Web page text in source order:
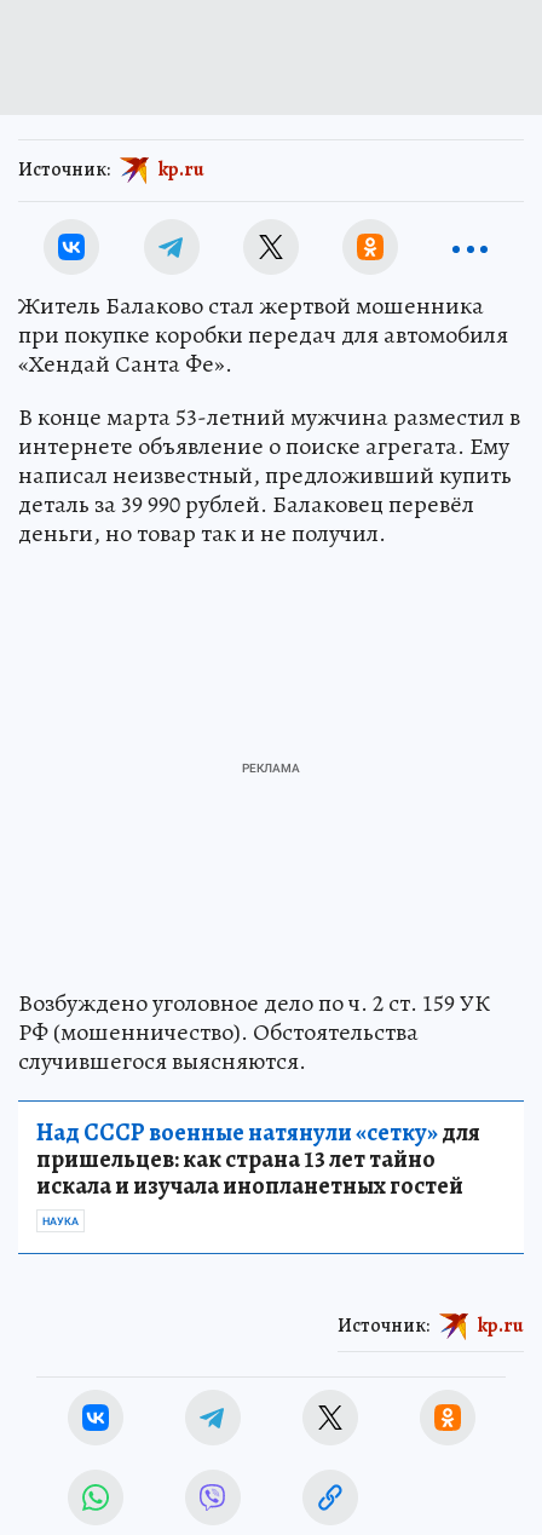
Источник: kp.ru
Житель Балаково стал жертвой мошенника
при покупке коробки передач для автомобиля
«Хендай Санта Фе».
В конце марта 53-летний мужчина разместил в
интернете объявление о поиске агрегата. Ему
написал неизвестный, предложивший купить
деталь за 39 990 рублей. Балаковец перевёл
деньги, но товар так и не получил.
Возбуждено уголовное дело по ч. 2 ст. 159 УК
РФ (мошенничество). Обстоятельства
случившегося выясняются.
Над СССР военные натянули «сетку»для
пришельцев: как страна 13 лет тайно
искала и изучала инопланетных гостей
НАУКА
Источник: kp.ru